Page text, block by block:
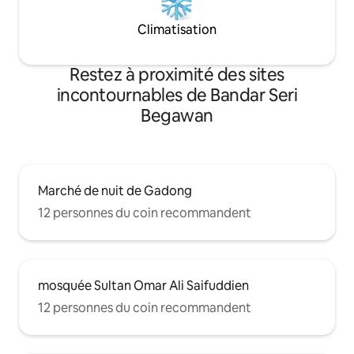
Climatisation
Restez à proximité des sites
incontournables de Bandar Seri
Begawan
Marché de nuit de Gadong
12 personnes du coin recommandent
mosquée Sultan Omar Ali Saifuddien
12 personnes du coin recommandent